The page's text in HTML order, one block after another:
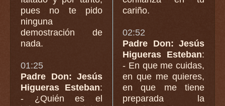
pues no te pido
ninguna
demostración de
nada.
01:25
Padre Don: Jesús
Higueras Esteban:
- ¿Quién es el
cariño.
02:52
Padre Don: Jesús
Higueras Esteban:
- En que me cuidas,
en que me quieres,
en que me tiene
preparada la